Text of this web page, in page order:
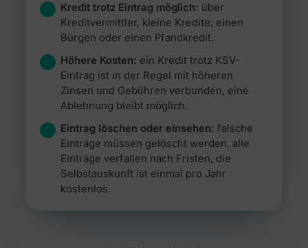
Kredit trotz Eintrag möglich: über
Kreditvermittler, kleine Kredite, einen
Bürgen oder einen Pfandkredit.
Höhere Kosten: ein Kredit trotz KSV-
Eintrag ist in der Regel mit höheren
Zinsen und Gebühren verbunden, eine
Ablehnung bleibt möglich.
Eintrag löschen oder einsehen: falsche
Einträge müssen gelöscht werden, alle
Einträge verfallen nach Fristen, die
Selbstauskunft ist einmal pro Jahr
kostenlos.